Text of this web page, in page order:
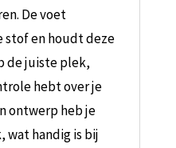
De voet
stof en houdt deze
de juiste plek,
hebt over je
ontwerp heb je
wat handig is bij